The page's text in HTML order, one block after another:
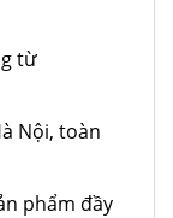
từ
Nội, toàn
phẩm đầy